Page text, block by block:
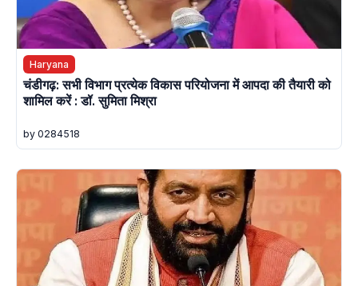
Haryana
चंडीगढ़: सभी विभाग प्रत्येक विकास परियोजना में आपदा की तैयारी को
शामिल करें : डॉ. सुमिता मिश्रा
by 0284518